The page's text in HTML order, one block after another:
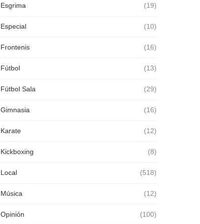
Esgrima (19)
Especial (10)
Frontenis (16)
Fútbol (13)
Fútbol Sala (29)
Gimnasia (16)
Karate (12)
Kickboxing (8)
Local (518)
Música (12)
Opinión (100)